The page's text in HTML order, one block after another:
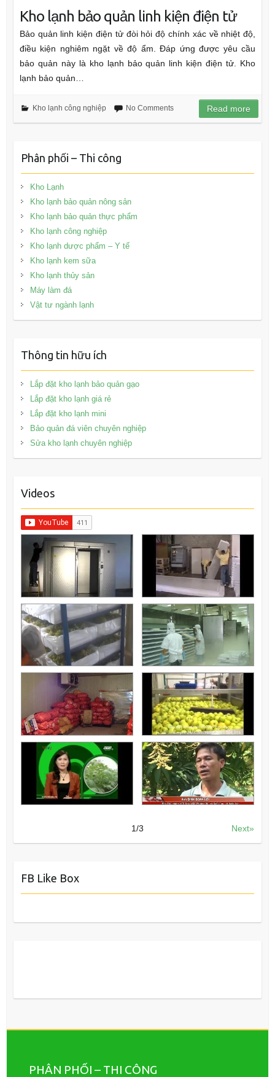
Kho lạnh bảo quản linh kiện điện tử
Bảo quản linh kiện điện tử đòi hỏi độ chính xác về nhiệt độ,
điều kiện nghiêm ngặt về độ ẩm. Đáp ứng được yêu cầu
bảo quản này là kho lạnh bảo quản linh kiện điện tử. Kho
lạnh bảo quản…
Kho lạnh công nghiệp No Comments Read more
Phân phối – Thi công
Kho Lạnh
Kho lạnh bảo quản nông sản
Kho lạnh bảo quản thực phẩm
Kho lạnh công nghiệp
Kho lạnh dược phẩm – Y tế
Kho lạnh kem sữa
Kho lạnh thủy sản
Máy làm đá
Vật tư ngành lạnh
Thông tin hữu ích
Lắp đặt kho lạnh bảo quản gạo
Lắp đặt kho lạnh giá rẻ
Lắp đặt kho lạnh mini
Bảo quản đá viên chuyên nghiệp
Sửa kho lạnh chuyên nghiệp
Videos
1/3 Next»
FB Like Box
PHÂN PHỐI – THI CÔNG